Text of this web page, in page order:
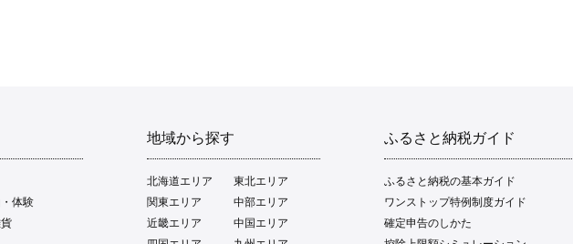
体験
地域から探す
北海道エリア
東北エリア
関東エリア
中部エリア
近畿エリア
中国エリア
ふるさと納税ガイド
ふるさと納税の基本ガイド
ワンストップ特例制度ガイド
確定申告のしかた